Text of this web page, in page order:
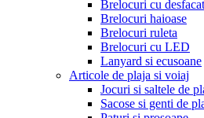
Brelocuri cu
Brelocuri haioase
Brelocuri ruleta
Brelocuri cu LED
Lanyard si ecusoane
Articole de plaja si voiaj
Jocuri si saltele de
Sacose si genti de